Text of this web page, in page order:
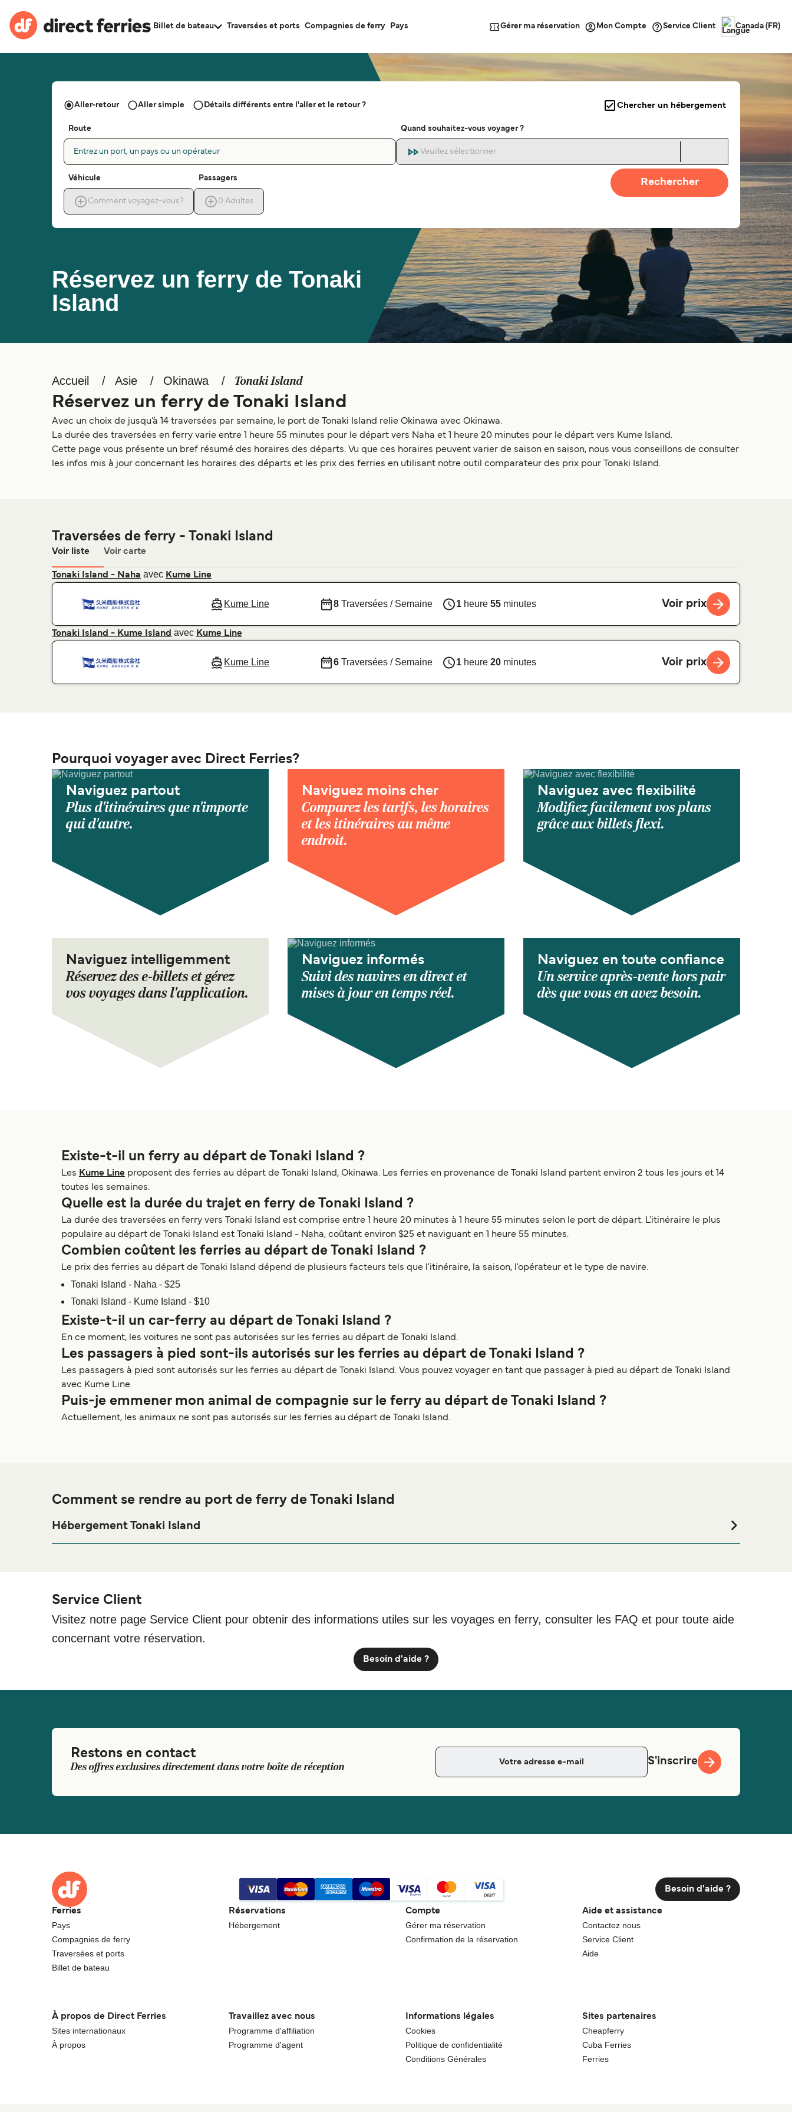
Billet de bateau Traversées et ports Compagnies de ferry Pays Gérer ma réservation Mon Compte Service Client Canada (FR)
Réservez un ferry de Tonaki
Island
Aller-retour Aller simple Détails différents entre l'aller et le retour ? Chercher un hébergement
Route
Entrez un port, un pays ou un opérateur
Quand souhaitez-vous voyager ?
Veuillez sélectionner
Véhicule
Comment voyagez-vous?
Passagers
0 Adultes
Rechercher
Accueil Asie Okinawa Tonaki Island
Réservez un ferry de Tonaki Island
Avec un choix de jusqu’à 14 traversées par semaine, le port de Tonaki Island relie Okinawa avec Okinawa.
La durée des traversées en ferry varie entre 1 heure 55 minutes pour le départ vers Naha et 1 heure 20 minutes pour le départ vers Kume Island.
Cette page vous présente un bref résumé des horaires des départs. Vu que ces horaires peuvent varier de saison en saison, nous vous conseillons de consulter
les infos mis à jour concernant les horaires des départs et les prix des ferries en utilisant notre outil comparateur des prix pour Tonaki Island.
Traversées de ferry - Tonaki Island
Voir liste Voir carte
Tonaki Island - Naha avec Kume Line
Kume Line 8Traversées / Semaine 1heure 55minutes Voir prix
Tonaki Island - Kume Island avec Kume Line
Kume Line 6Traversées / Semaine 1heure 20minutes Voir prix
Pourquoi voyager avec Direct Ferries?
Naviguez partout
Plus d'itinéraires que n'importe
qui d'autre.
Naviguez moins cher
Comparez les tarifs, les horaires
et les itinéraires au même
endroit.
Naviguez avec flexibilité
Modifiez facilement vos plans
grâce aux billets flexi.
Naviguez intelligemment
Réservez des e-billets et gérez
vos voyages dans l'application.
Naviguez informés
Suivi des navires en direct et
mises à jour en temps réel.
Naviguez en toute confiance
Un service après-vente hors pair
dès que vous en avez besoin.
Existe-t-il un ferry au départ de Tonaki Island ?
Les Kume Line proposent des ferries au départ de Tonaki Island, Okinawa. Les ferries en provenance de Tonaki Island partent environ 2 tous les jours et 14
toutes les semaines.
Quelle est la durée du trajet en ferry de Tonaki Island ?
La durée des traversées en ferry vers Tonaki Island est comprise entre 1 heure 20 minutes à 1 heure 55 minutes selon le port de départ. L'itinéraire le plus
populaire au départ de Tonaki Island est Tonaki Island - Naha, coûtant environ $25 et naviguant en 1 heure 55 minutes.
Combien coûtent les ferries au départ de Tonaki Island ?
Le prix des ferries au départ de Tonaki Island dépend de plusieurs facteurs tels que l'itinéraire, la saison, l'opérateur et le type de navire.
Tonaki Island - Naha - $25
Tonaki Island - Kume Island - $10
Existe-t-il un car-ferry au départ de Tonaki Island ?
En ce moment, les voitures ne sont pas autorisées sur les ferries au départ de Tonaki Island.
Les passagers à pied sont-ils autorisés sur les ferries au départ de Tonaki Island ?
Les passagers à pied sont autorisés sur les ferries au départ de Tonaki Island. Vous pouvez voyager en tant que passager à pied au départ de Tonaki Island
avec Kume Line.
Puis-je emmener mon animal de compagnie sur le ferry au départ de Tonaki Island ?
Actuellement, les animaux ne sont pas autorisés sur les ferries au départ de Tonaki Island.
Comment se rendre au port de ferry de Tonaki Island
Hébergement Tonaki Island
Service Client
Visitez notre page Service Client pour obtenir des informations utiles sur les voyages en ferry, consulter les FAQ et pour toute aide
concernant votre réservation.
Besoin d'aide ?
Restons en contact
Des offres exclusives directement dans votre boîte de réception S'inscrire
Besoin d'aide ?
Ferries
Pays
Compagnies de ferry
Traversées et ports
Billet de bateau
Réservations
Hébergement
Compte
Gérer ma réservation
Confirmation de la réservation
Aide et assistance
Contactez nous
Service Client
Aide
À propos de Direct Ferries
Sites internationaux
À propos
Travaillez avec nous
Programme d'affiliation
Programme d'agent
Informations légales
Cookies
Politique de confidentialité
Conditions Générales
Sites partenaires
Cheapferry
Cuba Ferries
Ferries